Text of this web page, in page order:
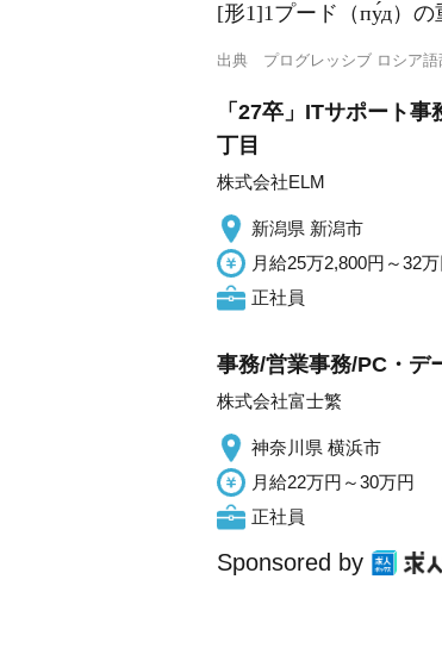
[形1]1プード（пу́д）
出典 プログレッシブ ロシア語
「27卒」ITサポート
丁目
株式会社ELM
新潟県 新潟市
月給25万2,800円～32
正社員
事務/営業事務/PC・デ
株式会社富士繁
神奈川県 横浜市
月給22万円～30万円
正社員
Sponsored by